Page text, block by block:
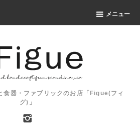
メニュー
食器・ファブリックのお店「Figue(フィ
グ)」